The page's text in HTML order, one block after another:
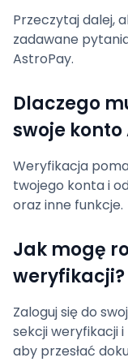
Przeczytaj dalej,
zadawane
AstroPay.
Dlaczego
swoje konto
Weryfikacja
twojego konta i
oraz inne funkcje.
Jak mogę
weryfikacji?
Zaloguj się do
sekcji weryfikacji
aby przesłać